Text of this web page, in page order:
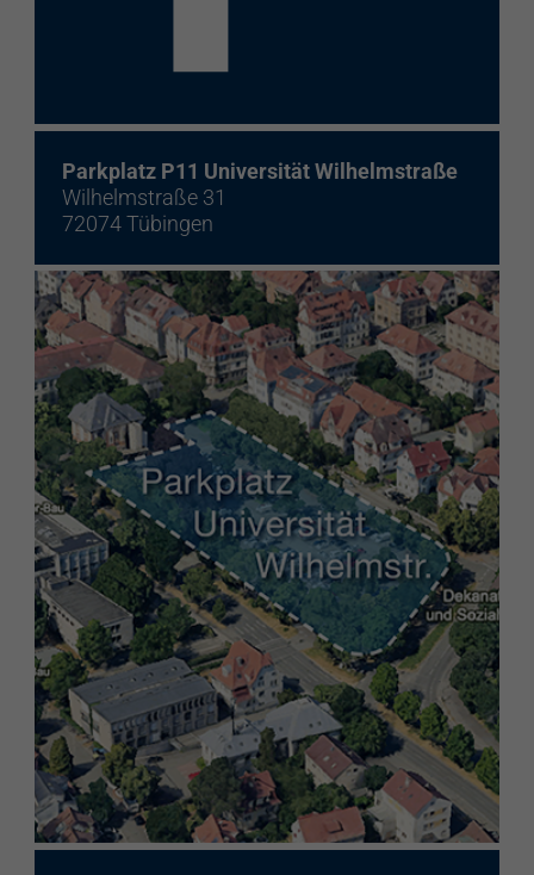
Parkplatz P11 Universität Wilhelmstraße
Wilhelmstraße 31
72074 Tübingen